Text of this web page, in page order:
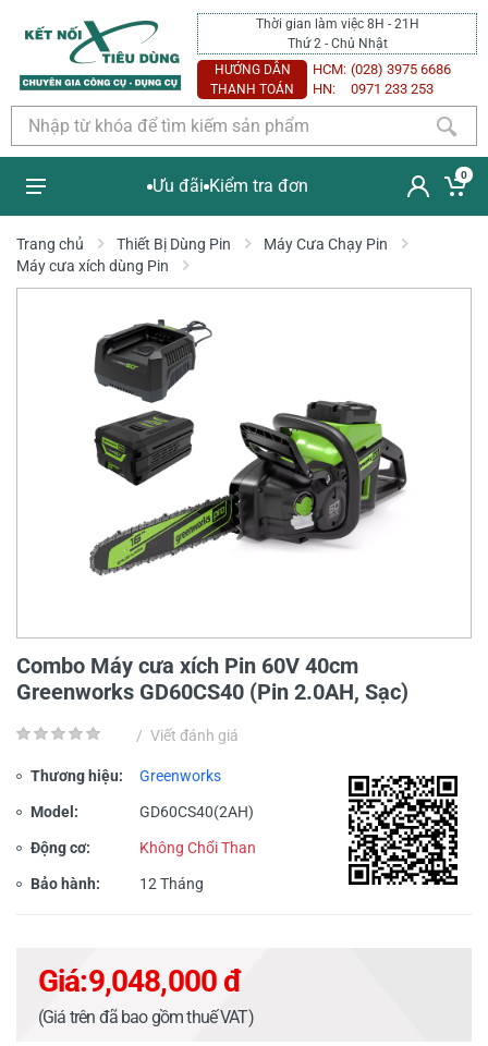
Thời gian làm việc 8H - 21H
Thứ 2 - Chủ Nhật
HƯỚNG DẪN
THANH TOÁN
HCM: (028) 3975 6686
HN:
0971 233 253
Ưu đãi Kiểm tra đơn
0
Trang chủ Thiết Bị Dùng Pin
Máy Cưa Chạy Pin
Máy cưa xích dùng Pin
Combo Máy cưa xích Pin 60V 40cm
Greenworks GD60CS40 (Pin 2.0AH, Sạc)
/ Viết đánh giá
Thương hiệu: Greenworks
Model: GD60CS40(2AH)
Động cơ: Không Chổi Than
Bảo hành: 12 Tháng
Giá:9,048,000 đ
(Giá trên đã bao gồm thuế VAT)